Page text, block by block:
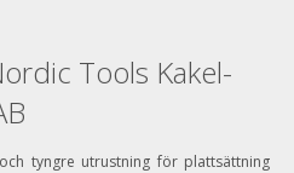
Tools Kakel-
tyngre utrustning för plattsättning